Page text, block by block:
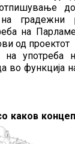
градежни
на
од проектот
употреба
во функција
каков